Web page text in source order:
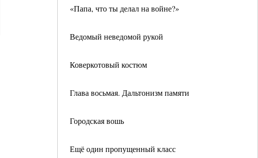
«Папа, что ты делал на войне?»
Ведомый неведомой рукой
Коверкотовый костюм
Глава восьмая. Дальтонизм памяти
Городская вошь
Ещё один пропущенный класс